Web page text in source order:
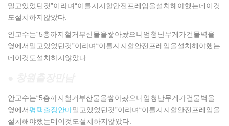
밀고있었던것”이라며“이를지지할안전프레임을설치해야했는데이것
도설치하지않았다.
안교수는“5층까지철거부산물을쌓아놨으니엄청난무게가건물벽을
옆에서밀고있었던것”이라며“이를지지할안전프레임을설치해야했는
데이것도설치하지않았다.
안교수는“5층까지철거부산물을쌓아놨으니엄청난무게가건물벽을
옆에서평택출장안마밀고있었던것”이라며“이를지지할안전프레임을
설치해야했는데이것도설치하지않았다.